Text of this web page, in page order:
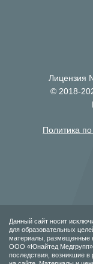
Лицензия
© 2018-
Политика
Данный сайт носит
для образовательных
материалы, размещенные
ООО «Юнайтед Медгрупп»
последствия, возникшие